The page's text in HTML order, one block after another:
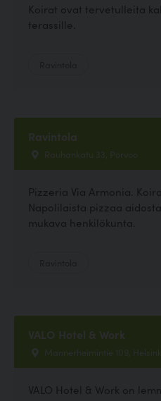
Koirat ovat tervetulleita
terassille.
Ravintola
Rauhankatu 33, Porvoo
Pizzeria Via Armonia.
Napolilaista pizzaa
mukava henkilökunta.
VALO Hotel & Work
Mannerheimintie 109,
VALO Hotel & Work on